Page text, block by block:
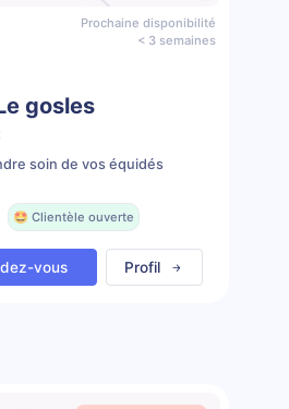
Prochaine disponibilité
< 3 semaines
gosles
soin de vos équidés
🤩 Clientèle ouverte
vous Profil